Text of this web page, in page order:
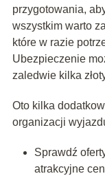
przygotowania,
wszystkim warto
które w razie
Ubezpieczenie
zaledwie kilka
Oto kilka
organizacji
Sprawdź
atrakcyjne